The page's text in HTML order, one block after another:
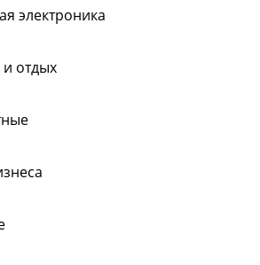
электроника
отдых